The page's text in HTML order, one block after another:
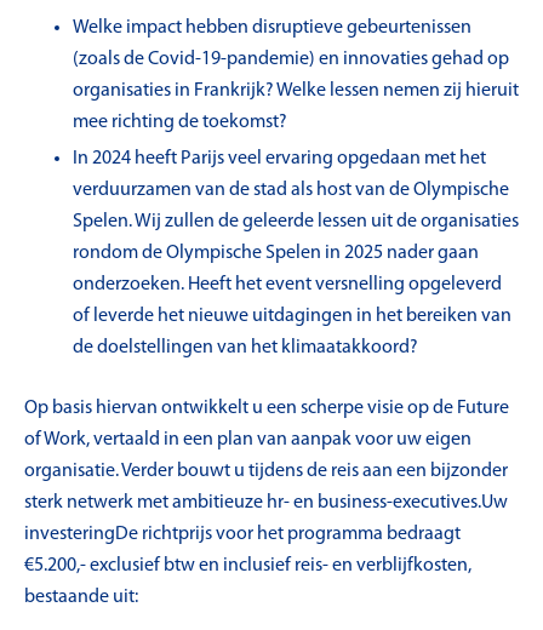
Welke impact hebben disruptieve gebeurtenissen
(zoals de Covid-19-pandemie) en innovaties gehad op
organisaties in Frankrijk? Welke lessen nemen zij hieruit
mee richting de toekomst?
In 2024 heeft Parijs veel ervaring opgedaan met het
verduurzamen van de stad als host van de Olympische
Spelen. Wij zullen de geleerde lessen uit de organisaties
rondom de Olympische Spelen in 2025 nader gaan
onderzoeken. Heeft het event versnelling opgeleverd
of leverde het nieuwe uitdagingen in het bereiken van
de doelstellingen van het klimaatakkoord?
Op basis hiervan ontwikkelt u een scherpe visie op de Future
of Work, vertaald in een plan van aanpak voor uw eigen
organisatie. Verder bouwt u tijdens de reis aan een bijzonder
sterk netwerk met ambitieuze hr- en business-executives.Uw
investeringDe richtprijs voor het programma bedraagt
€5.200,- exclusief btw en inclusief reis- en verblijfkosten,
bestaande uit: